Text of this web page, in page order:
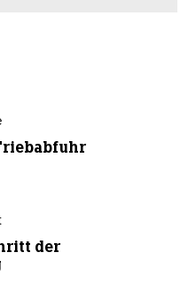
der